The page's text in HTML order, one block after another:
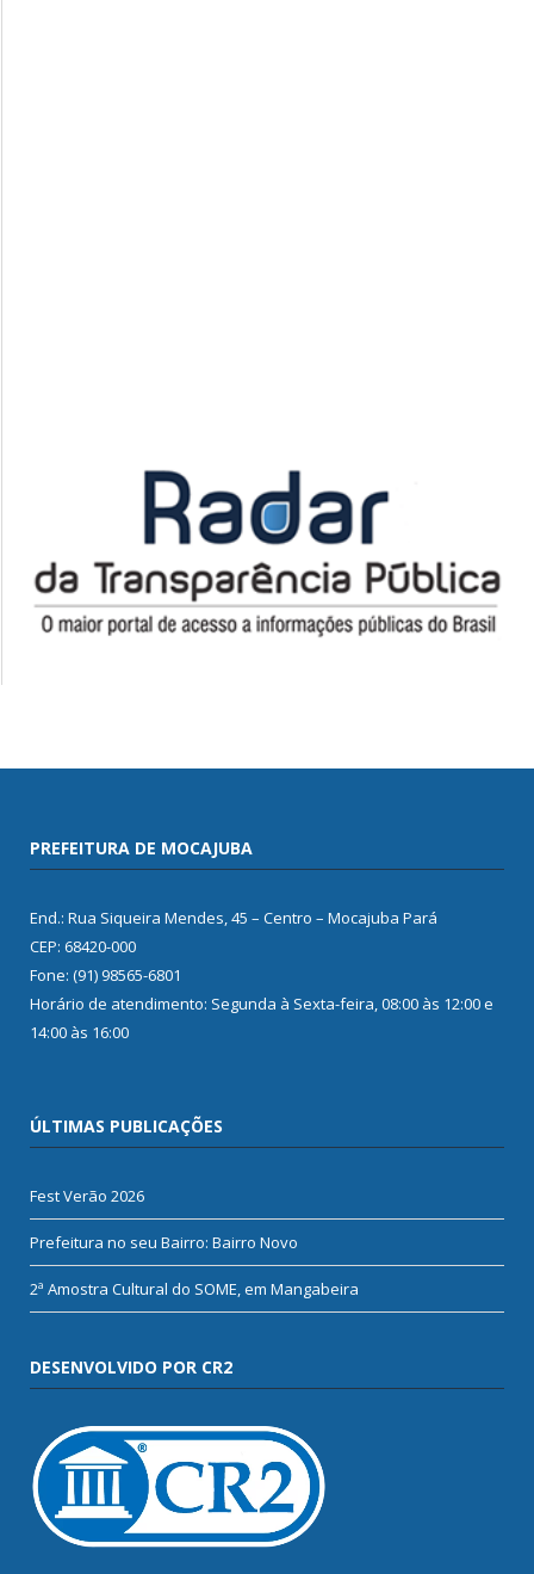
PREFEITURA DE MOCAJUBA
End.: Rua Siqueira Mendes, 45 – Centro – Mocajuba Pará
CEP: 68420-000
Fone: (91) 98565-6801
Horário de atendimento: Segunda à Sexta-feira, 08:00 às 12:00 e
14:00 às 16:00
ÚLTIMAS PUBLICAÇÕES
Fest Verão 2026
Prefeitura no seu Bairro: Bairro Novo
2ª Amostra Cultural do SOME, em Mangabeira
DESENVOLVIDO POR CR2